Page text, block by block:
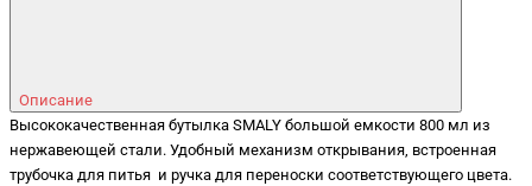
Описание
Высококачественная бутылка SMALY большой емкости 800 мл из
нержавеющей стали. Удобный механизм открывания, встроенная
трубочка для питья и ручка для переноски соответствующего цвета.